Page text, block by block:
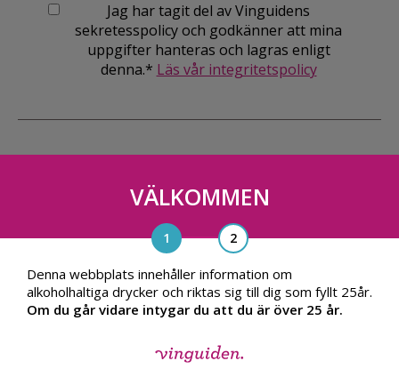
Jag har tagit del av Vinguidens
sekretesspolicy och godkänner att mina
uppgifter hanteras och lagras enligt
denna.* Läs vår integritetspolicy
Vinguiden Nordic AB
Blasieholmsgatan 4A, 111 48, Stockholm
info@vinguiden.com
VÄLKOMMEN
Denna webbplats innehåller information om
alkoholhaltiga drycker och riktas sig till dig som fyllt 25år.
Om du går vidare intygar du att du är över 25 år.